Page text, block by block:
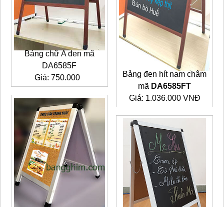
Bảng chữ A đen mã
DA6585F
Giá: 750.000
Bảng đen hít nam châm
mã DA6585FT
Giá: 1.036.000 VNĐ